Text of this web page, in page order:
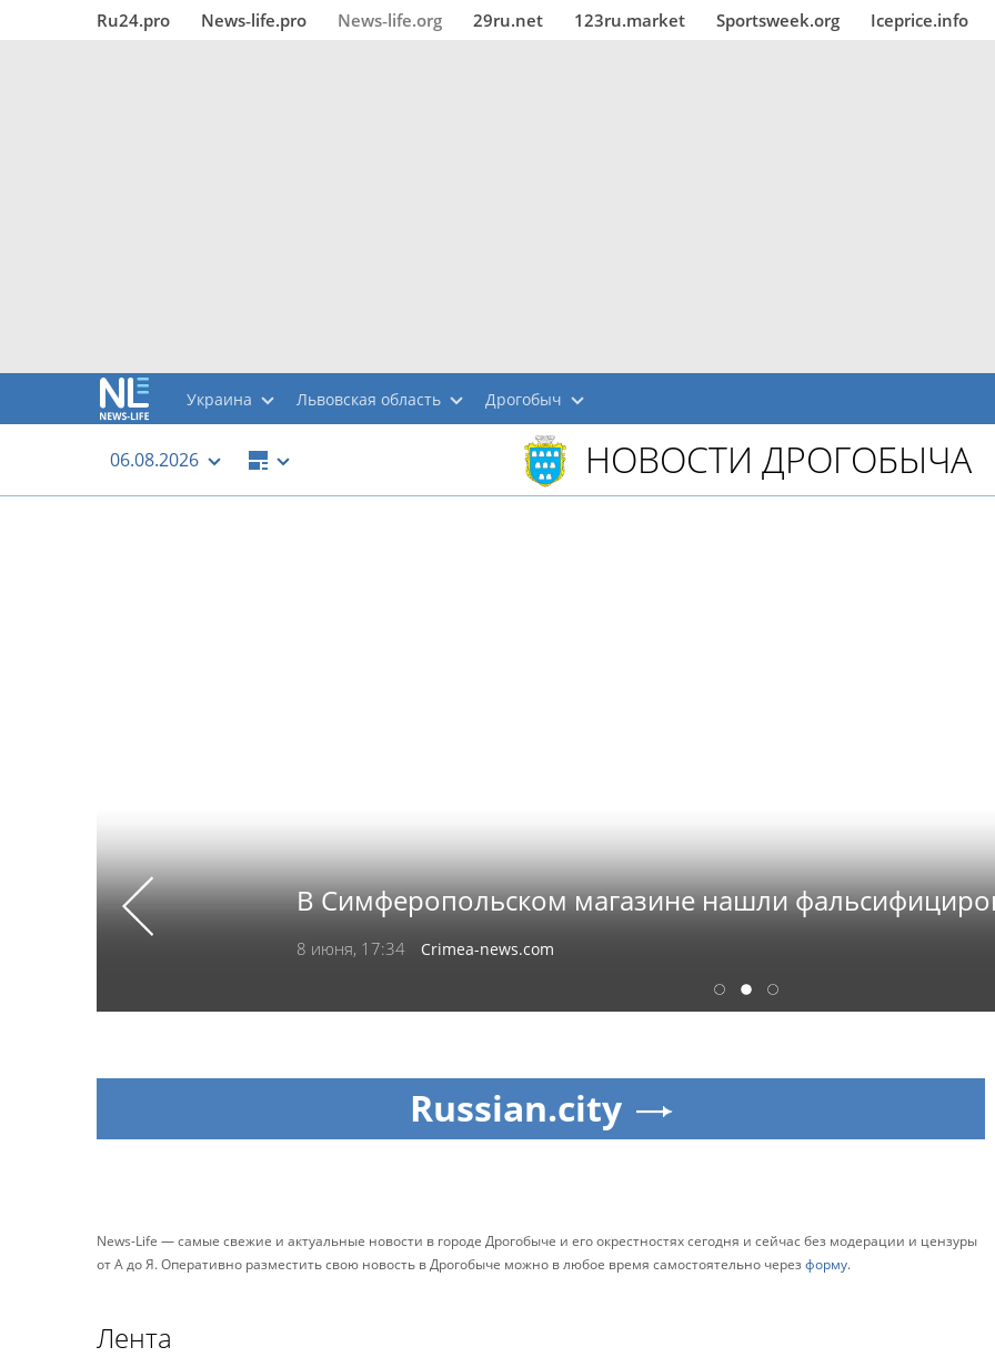
Ru24.pro News‑life.pro News‑life.org 29ru.net 123ru.market Sportsweek.org Iceprice.info
Украина Львовская область Дрогобыч
06.08.2026 НОВОСТИ ДРОГОБЫЧА
Previous В Симферопольском магазине нашли
8 июня, 17:34 Crimea-news.com
1 2 3
Russian.city
News-Life — самые свежие и актуальные новости в городе Дрогобыче и его окрестностях сегодня и сейчас без модерации и цензуры
от А до Я. Оперативно разместить свою новость в Дрогобыче можно в любое время самостоятельно черезформу.
Лента